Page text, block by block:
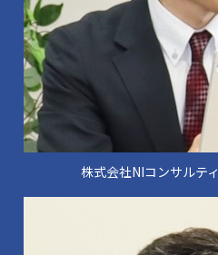
株式会社NIコンサルテ